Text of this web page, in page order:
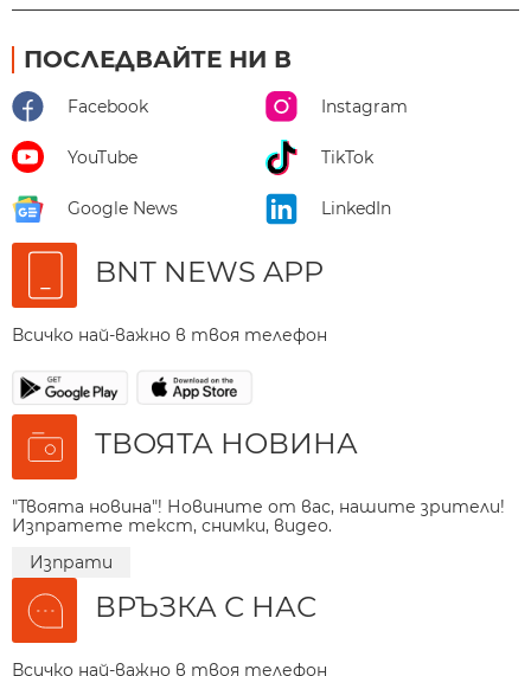
ПОСЛЕДВАЙТЕ НИ В
Facebook Instagram
YouTube TikTok
Google News LinkedIn
BNT NEWS APP
Всичко най-важно в твоя телефон
ТВОЯТА НОВИНА
"Твоята новина"! Новините от вас, нашите зрители!
Изпратете текст, снимки, видео.
Изпрати
ВРЪЗКА С НАС
Всичко най-важно в твоя телефон